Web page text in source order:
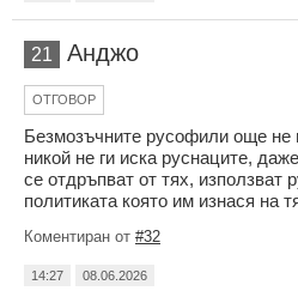
21 Анджо
ОТГОВОР
Безмозъчните русофили още не
никой не ги иска руснаците,
се отдръпват от тях, използват
политиката която им изнася на
Коментиран от #32
14:27 08.06.2026